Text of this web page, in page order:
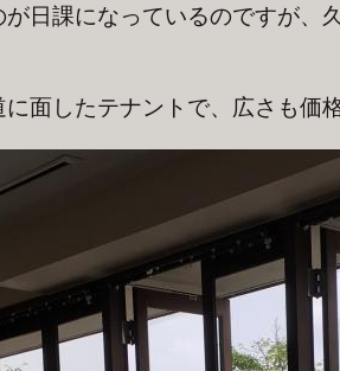
日課になっているのですが
面したテナントで、広さも価